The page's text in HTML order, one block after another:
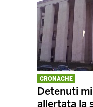
CRONACHE
Detenuti
allertata la